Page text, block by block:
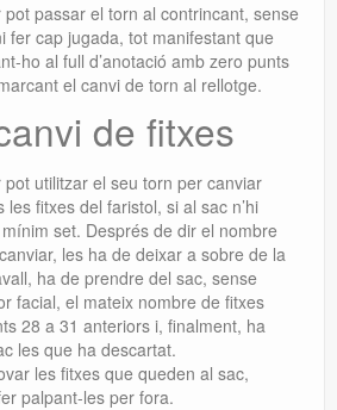
pot passar el torn al contrincant, sense
fer cap jugada, tot manifestant que
ho al full d’anotació amb zero punts
el canvi de torn al rellotge.
de fitxes
pot utilitzar el seu torn per canviar
les fitxes del faristol, si al sac n’hi
set. Després de dir el nombre
les ha de deixar a sobre de la
ha de prendre del sac, sense
facial, el mateix nombre de fitxes
28 a 31 anteriors i, finalment, ha
les que ha descartat.
les fitxes que queden al sac,
palpant-les per fora.